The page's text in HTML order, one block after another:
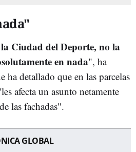
Ciudad del Deporte, no la
en nada", ha
ha detallado que en las parcelas
afecta un asunto netamente
las fachadas".
GLOBAL